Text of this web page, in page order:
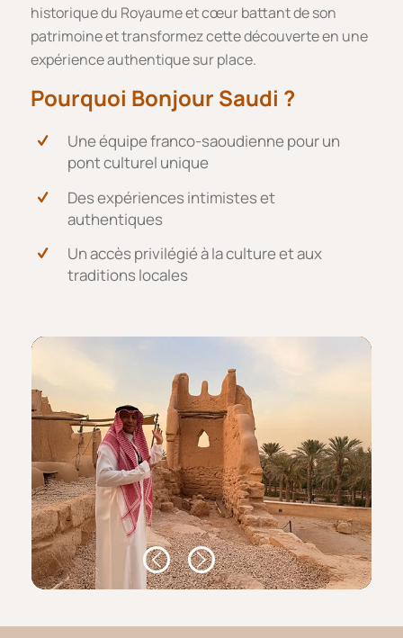
historique du Royaume et cœur battant de son
patrimoine et transformez cette découverte en une
expérience authentique sur place.
Pourquoi Bonjour Saudi ?
Une équipe franco-saoudienne pour un
pont culturel unique
Des expériences intimistes et
authentiques
Un accès privilégié à la culture et aux
traditions locales